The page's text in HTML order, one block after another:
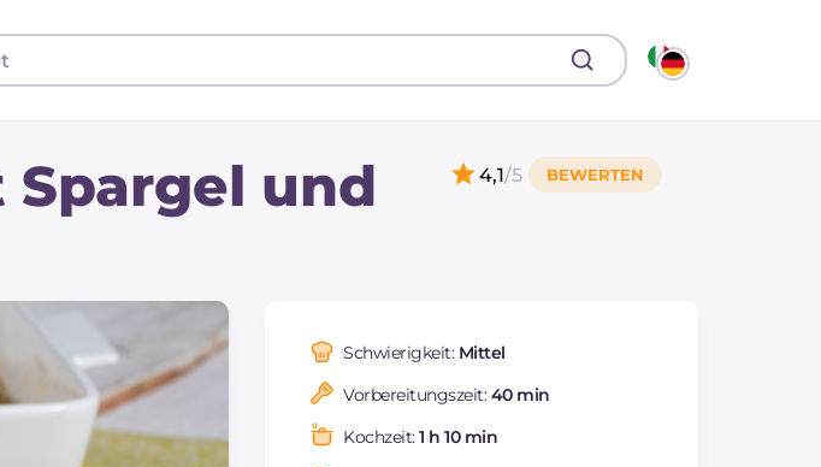
und
4,1/5
Schwierigkeit: Mittel
Vorbereitungszeit:40 min
Kochzeit:1 h 10 min